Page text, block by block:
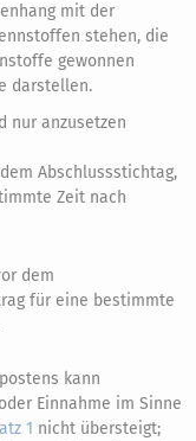
mit der
stehen, die
gewonnen
darstellen.
nur anzusetzen
Abschlussstichtag,
Zeit nach
dem
für eine bestimmte
kann
Einnahme im Sinne
1 nicht übersteigt;